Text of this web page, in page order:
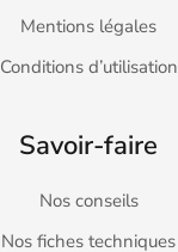
Mentions légales
Conditions d’utilisation
Savoir-faire
Nos conseils
Nos fiches techniques